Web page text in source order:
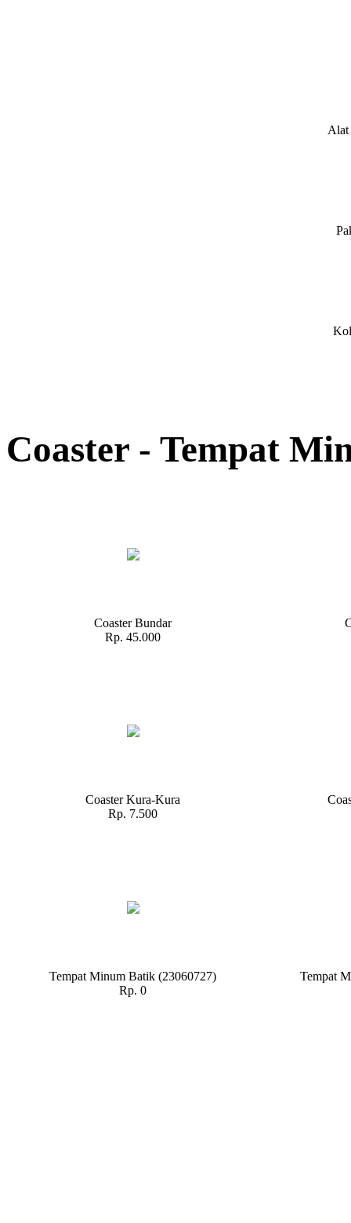
Alat
Coaster - Tempat
Coaster Bundar
Rp. 45.000
Coaster Kura-Kura
Rp. 7.500
Tempat Minum Batik (23060727)
Rp. 0
Tempat